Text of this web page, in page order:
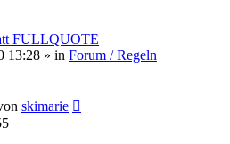
FULLQUOTE
13:28 » in Forum / Regeln
skimarie